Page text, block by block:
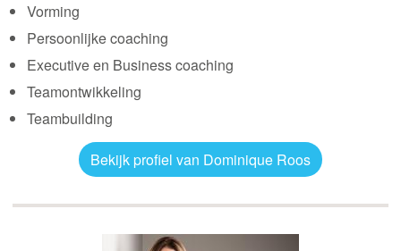
Vorming
Persoonlijke coaching
Executive en Business coaching
Teamontwikkeling
Teambuilding
Bekijk profiel van Dominique Roos